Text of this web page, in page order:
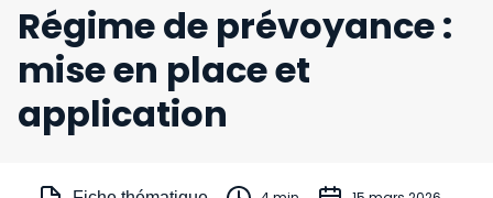
Régime de prévoyance :
mise en place et
application